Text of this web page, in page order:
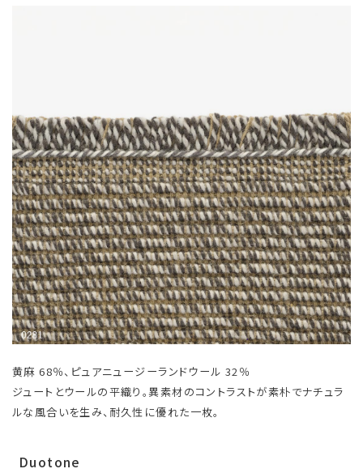
黄麻 68％、ピュアニュージーランドウール 32％
ジュートとウールの平織り。異素材のコントラストが素朴でナチュラ
ルな風合いを生み、耐久性に優れた一枚。
Duotone